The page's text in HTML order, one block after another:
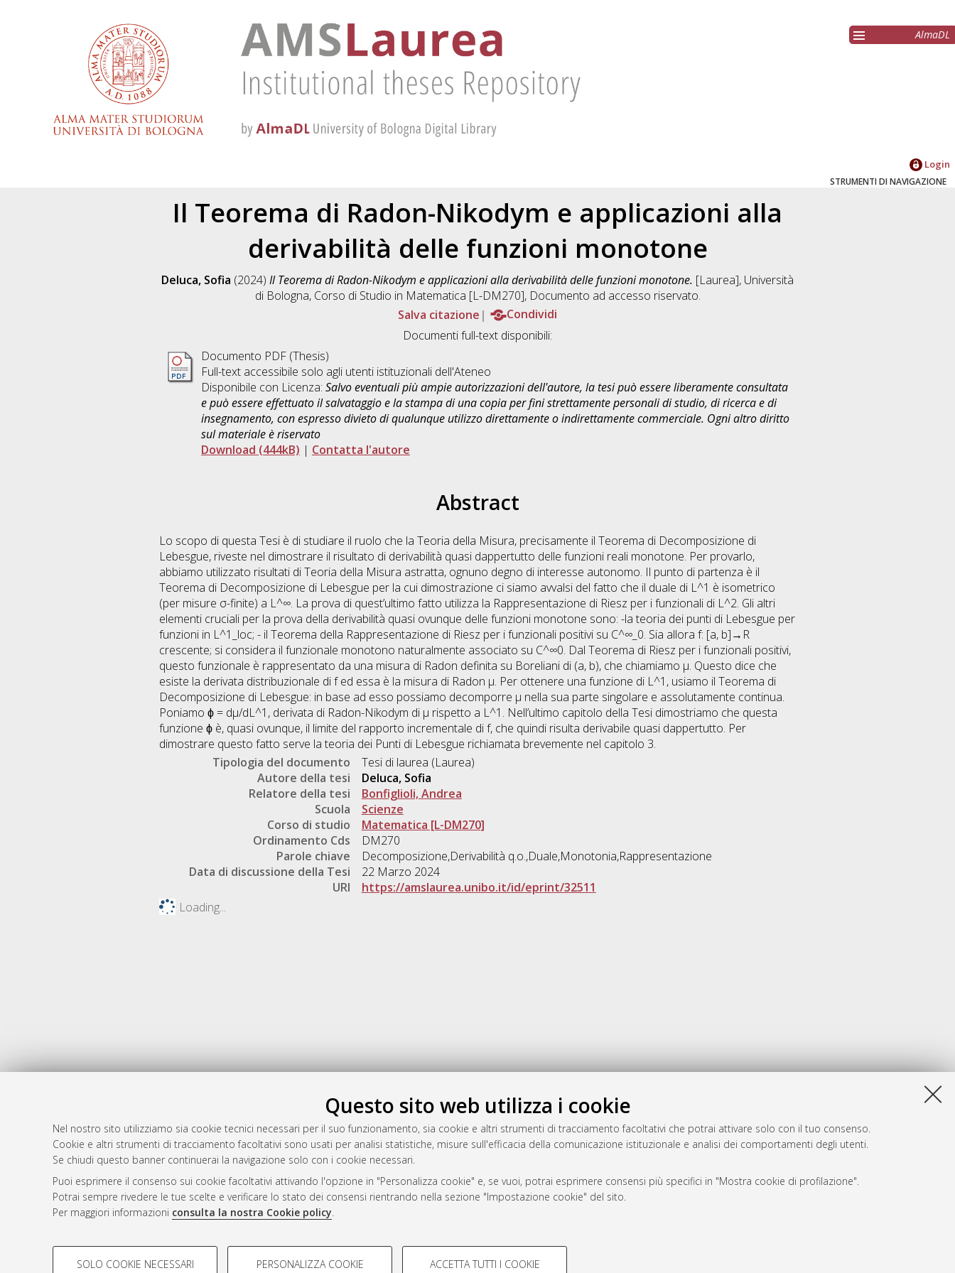
Questo sito web utilizza i cookie
Nel nostro sito utilizziamo sia cookie tecnici necessari per il suo funzionamento, sia cookie e altri strumenti di tracciamento facoltativi che potrai attivare solo con il tuo consenso.
Cookie e altri strumenti di tracciamento facoltativi sono usati per analisi statistiche, misure sull'efficacia della comunicazione istituzionale e analisi dei comportamenti degli utenti.
Se chiudi questo banner continuerai la navigazione solo con i cookie necessari.
Puoi esprimere il consenso sui cookie facoltativi attivando l'opzione in "Personalizza cookie" e, se vuoi, potrai esprimere consensi più specifici in "Mostra cookie di profilazione".
Potrai sempre rivedere le tue scelte e verificare lo stato dei consensi rientrando nella sezione "Impostazione cookie" del sito.
Per maggiori informazioni consulta la nostra Cookie policy.
COOKIE DI PROFILAZIONE - FACOLTATIVI COOKIE TECNICI - NECESSARI
SOLO COOKIE NECESSARI PERSONALIZZA COOKIE ACCETTA TUTTI I COOKIE
AlmaDL
Login
STRUMENTI DI NAVIGAZIONE
Il Teorema di Radon-Nikodym e applicazioni alla
derivabilità delle funzioni monotone
Deluca, Sofia (2024) Il Teorema di Radon-Nikodym e applicazioni alla derivabilità delle funzioni monotone. [Laurea], Università
di Bologna, Corso di Studio in Matematica [L-DM270], Documento ad accesso riservato.
Salva citazione
Condividi
Documenti full-text disponibili:
Documento PDF (Thesis)
Full-text accessibile solo agli utenti istituzionali dell'Ateneo
Disponibile con Licenza: Salvo eventuali più ampie autorizzazioni dell'autore, la tesi può essere liberamente consultata
e può essere effettuato il salvataggio e la stampa di una copia per fini strettamente personali di studio, di ricerca e di
insegnamento, con espresso divieto di qualunque utilizzo direttamente o indirettamente commerciale. Ogni altro diritto
sul materiale è riservato
Download (444kB) | Contatta l'autore
Abstract
Lo scopo di questa Tesi è di studiare il ruolo che la Teoria della Misura, precisamente il Teorema di Decomposizione di
Lebesgue, riveste nel dimostrare il risultato di derivabilità quasi dappertutto delle funzioni reali monotone. Per provarlo,
abbiamo utilizzato risultati di Teoria della Misura astratta, ognuno degno di interesse autonomo. Il punto di partenza è il
Teorema di Decomposizione di Lebesgue per la cui dimostrazione ci siamo avvalsi del fatto che il duale di L^1 è isometrico
(per misure σ-finite) a L^∞. La prova di quest’ultimo fatto utilizza la Rappresentazione di Riesz per i funzionali di L^2. Gli altri
elementi cruciali per la prova della derivabilità quasi ovunque delle funzioni monotone sono: -la teoria dei punti di Lebesgue per
funzioni in L^1_loc; - il Teorema della Rappresentazione di Riesz per i funzionali positivi su C^∞_0. Sia allora f: [a, b]→R
crescente; si considera il funzionale monotono naturalmente associato su C^∞0. Dal Teorema di Riesz per i funzionali positivi,
questo funzionale è rappresentato da una misura di Radon definita su Boreliani di (a, b), che chiamiamo µ. Questo dice che
esiste la derivata distribuzionale di f ed essa è la misura di Radon µ. Per ottenere una funzione di L^1, usiamo il Teorema di
Decomposizione di Lebesgue: in base ad esso possiamo decomporre µ nella sua parte singolare e assolutamente continua.
Poniamo ϕ = dµ/dL^1, derivata di Radon-Nikodym di µ rispetto a L^1. Nell’ultimo capitolo della Tesi dimostriamo che questa
funzione ϕ è, quasi ovunque, il limite del rapporto incrementale di f, che quindi risulta derivabile quasi dappertutto. Per
dimostrare questo fatto serve la teoria dei Punti di Lebesgue richiamata brevemente nel capitolo 3.
Tipologia del documento
Tesi di laurea (Laurea)
Autore della tesi
Deluca, Sofia
Relatore della tesi
Bonfiglioli, Andrea
Scuola
Scienze
Corso di studio
Matematica [L-DM270]
Ordinamento Cds
DM270
Parole chiave
Decomposizione,Derivabilità q.o.,Duale,Monotonia,Rappresentazione
Data di discussione della Tesi
22 Marzo 2024
URI
https://amslaurea.unibo.it/id/eprint/32511
Loading...
Gestione del documento:
Atom
Rss 1.0
Rss 2.0
AMS Laurea
Servizio implementato e gestito da
Impostazioni Cookie
Informativa sulla privacy
Condizioni d’uso del sito